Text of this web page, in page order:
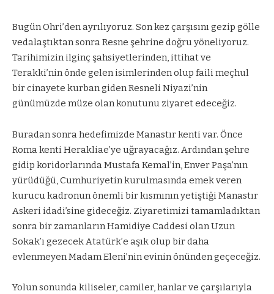
Bugün Ohri’den ayrılıyoruz. Son kez çarşısını gezip gölle
vedalaştıktan sonra Resne şehrine doğru yöneliyoruz.
Tarihimizin ilginç şahsiyetlerinden, ittihat ve
Terakki’nin önde gelen isimlerinden olup faili meçhul
bir cinayete kurban giden Resneli Niyazi’nin
günümüzde müze olan konutunu ziyaret edeceğiz.
Buradan sonra hedefimizde Manastır kenti var. Önce
Roma kenti Herakliae’ye uğrayacağız. Ardından şehre
gidip koridorlarında Mustafa Kemal’in, Enver Paşa’nın
yürüdüğü, Cumhuriyetin kurulmasında emek veren
kurucu kadronun önemli bir kısmının yetiştiği Manastır
Askeri idadi’sine gideceğiz. Ziyaretimizi tamamladıktan
sonra bir zamanların Hamidiye Caddesi olan Uzun
Sokak’ı gezecek Atatürk’e aşık olup bir daha
evlenmeyen Madam Eleni’nin evinin önünden geçeceğiz.
Yolun sonunda kiliseler, camiler, hanlar ve çarşılarıyla